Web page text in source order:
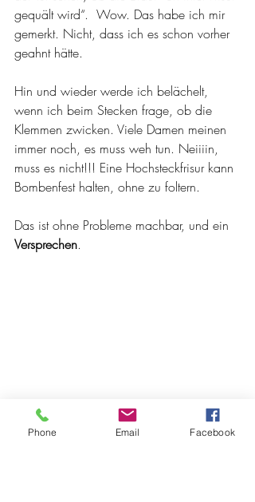
gequält wird“.  Wow. Das habe ich mir
gemerkt. Nicht, dass ich es schon vorher
geahnt hätte.
Hin und wieder werde ich belächelt,
wenn ich beim Stecken frage, ob die
Klemmen zwicken. Viele Damen meinen
immer noch, es muss weh tun. Neiiiin,
muss es nicht!!! Eine Hochsteckfrisur kann
Bombenfest halten, ohne zu foltern.
Das ist ohne Probleme machbar, und ein
Versprechen.
Phone Email Facebook